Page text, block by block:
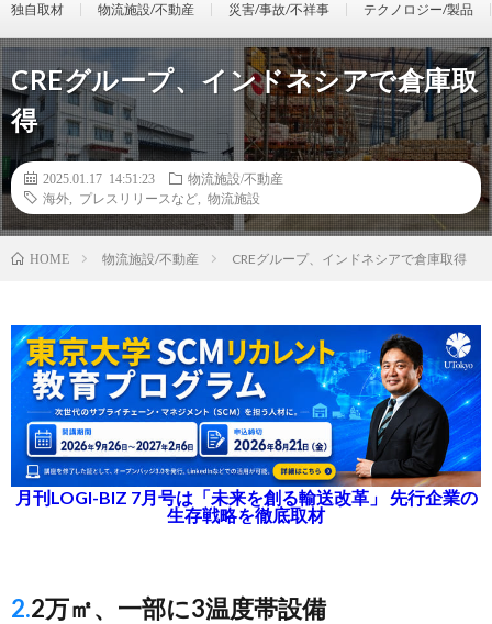
独自取材 物流施設/不動産 災害/事故/不祥事 テクノロジー/製品
CREグループ、インドネシアで倉庫取
得
2025.01.17 14:51:23
物流施設/不動産
海外
プレスリリースなど 物流施設
HOME 物流施設/不動産 CREグループ、インドネシアで倉庫取得
月刊LOGI-BIZ 7月号は「未来を創る輸送改革」 先行企業の
生存戦略を徹底取材
2.2万㎡、一部に3温度帯設備